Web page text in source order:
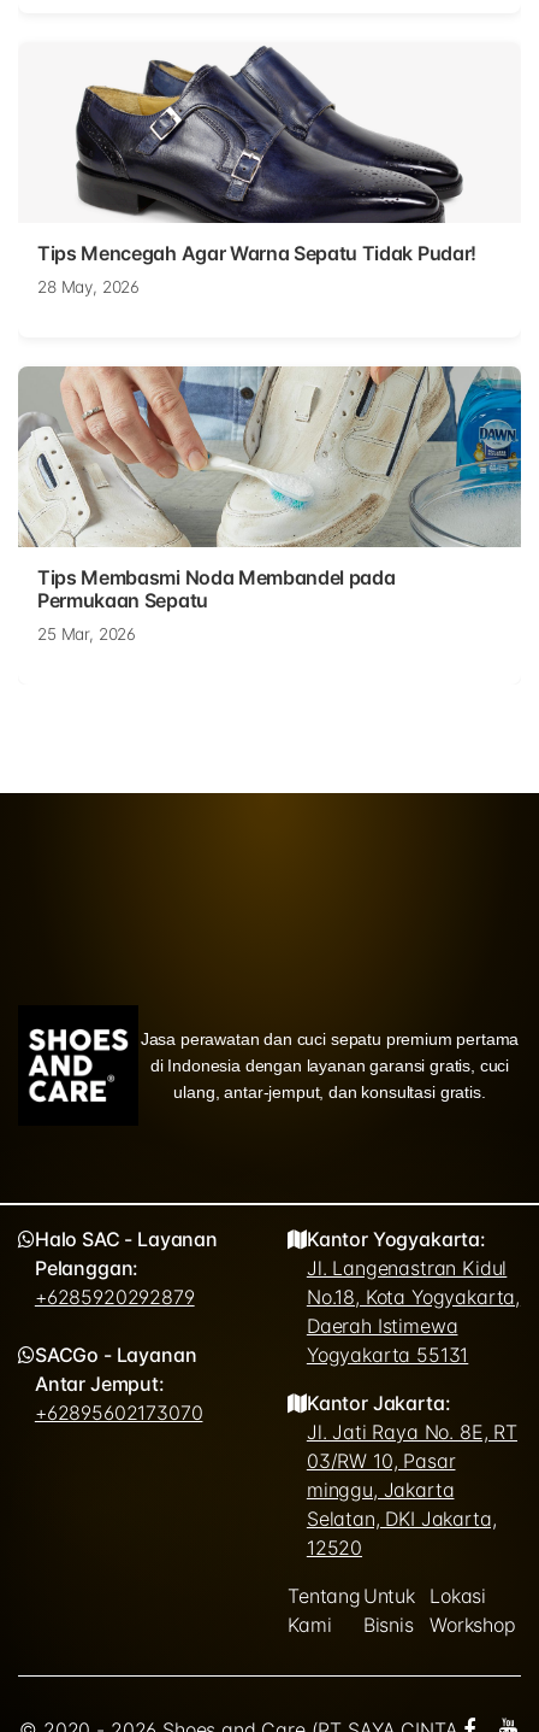
Tips Mencegah Agar Warna Sepatu Tidak Pudar!
28 May, 2026
Tips Membasmi Noda Membandel pada
Permukaan Sepatu
25 Mar, 2026
Jasa perawatan dan cuci sepatu premium pertama
di Indonesia dengan layanan garansi gratis, cuci
ulang, antar-jemput, dan konsultasi gratis.
Halo SAC - Layanan
Pelanggan:
+6285920292879
SACGo - Layanan
Antar Jemput:
+62895602173070
Kantor Yogyakarta:
Jl. Langenastran Kidul
No.18, Kota Yogyakarta,
Daerah Istimewa
Yogyakarta 55131
Kantor Jakarta:
Jl. Jati Raya No. 8E, RT
03/RW 10, Pasar
minggu, Jakarta
Selatan, DKI Jakarta,
12520
Tentang
Kami
Untuk
Bisnis
Lokasi
Workshop